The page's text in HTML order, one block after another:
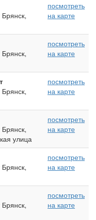
Брянск,
посмотреть
на карте
Брянск,
посмотреть
на карте
Брянск,
посмотреть
на карте
Брянск,
улица
посмотреть
на карте
Брянск,
посмотреть
на карте
Брянск,
посмотреть
на карте